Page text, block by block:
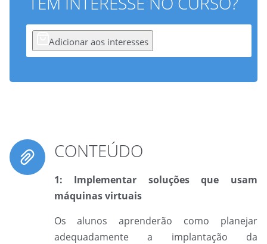
Adicionar aos interesses
CONTEÚDO
1: Implementar soluções que usam
máquinas virtuais
Os alunos aprenderão como planejar
adequadamente a implantação da